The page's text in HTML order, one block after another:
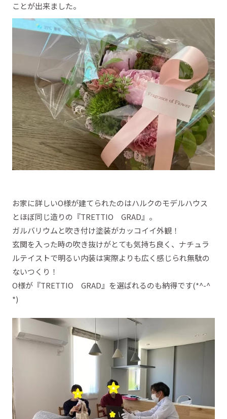
ことが出来ました。
お家に詳しいO様が建てられたのはハルクのモデルハウス
とほぼ同じ造りの『TRETTIO GRAD』。
ガルバリウムと吹き付け塗装がカッコイイ外観！
玄関を入った時の吹き抜けがとても気持ち良く、ナチュラ
ルテイストで明るい内装は実際よりも広く感じられ無駄の
ないつくり！
O様が『TRETTIO GRAD』を選ばれるのも納得です(*^-^
*)